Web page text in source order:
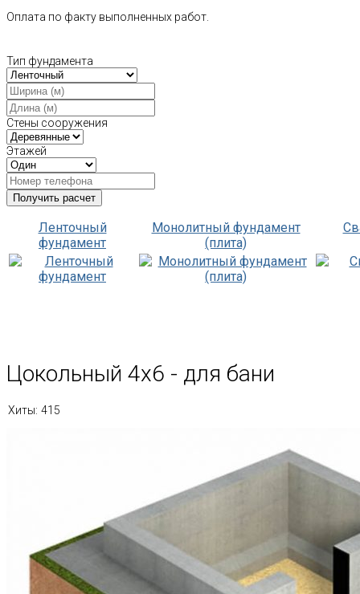
Оплата по факту выполненных работ.
Тип фундамента
Стены сооружения
Этажей
Ленточный
фундамент
Монолитный фундамент
(плита)
Цокольный 4х6 - для бани
Хиты: 415